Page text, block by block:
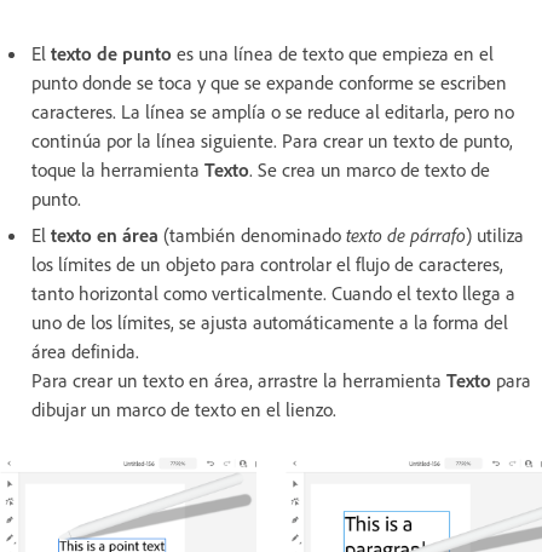
El texto de punto es una línea de texto que empieza en el
punto donde se toca y que se expande conforme se escriben
caracteres. La línea se amplía o se reduce al editarla, pero no
continúa por la línea siguiente. Para crear un texto de punto,
toque la herramienta Texto. Se crea un marco de texto de
punto.
El texto en área (también denominado texto de párrafo) utiliza
los límites de un objeto para controlar el flujo de caracteres,
tanto horizontal como verticalmente. Cuando el texto llega a
uno de los límites, se ajusta automáticamente a la forma del
área definida.
Para crear un texto en área, arrastre la herramienta Texto para
dibujar un marco de texto en el lienzo.